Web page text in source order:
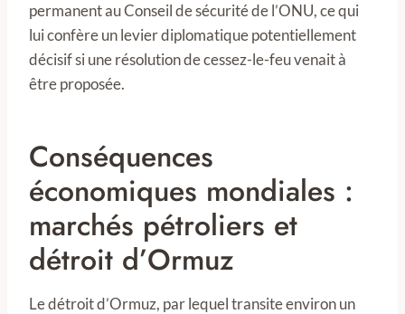
permanent au Conseil de sécurité de l’ONU, ce qui
lui confère un levier diplomatique potentiellement
décisif si une résolution de cessez-le-feu venait à
être proposée.
Conséquences
économiques mondiales :
marchés pétroliers et
détroit d’Ormuz
Le détroit d’Ormuz, par lequel transite environ un